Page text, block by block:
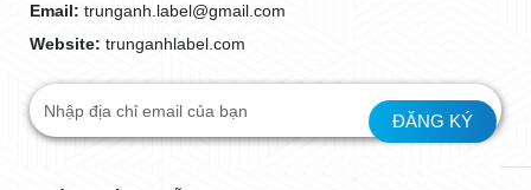
Email: trunganh.label@gmail.com
Website: trunganhlabel.com